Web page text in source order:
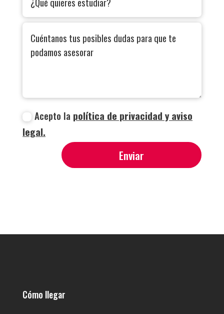
Acepto la política de privacidad y aviso
legal.
Enviar
Cómo llegar